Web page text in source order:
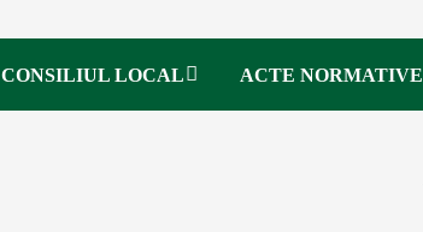
CONSILIUL LOCAL ACTE NORMATIVE